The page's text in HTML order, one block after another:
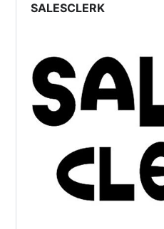
SALESCLERK